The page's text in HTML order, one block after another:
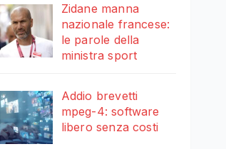
Zidane manna
nazionale francese:
le parole della
ministra sport
Addio brevetti
mpeg-4: software
libero senza costi